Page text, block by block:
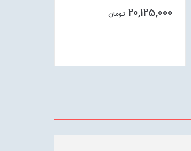
20,125,000 تومان